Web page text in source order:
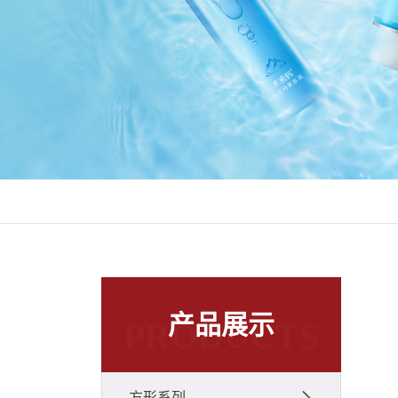
产品展示
PRODUCTS